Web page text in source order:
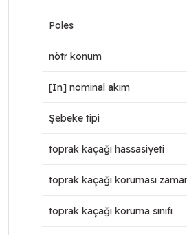
Poles
nötr konum
[In] nominal akım
Şebeke tipi
toprak kaçağı hassasiyeti
toprak kaçağı koruması
toprak kaçağı koruma sınıfı